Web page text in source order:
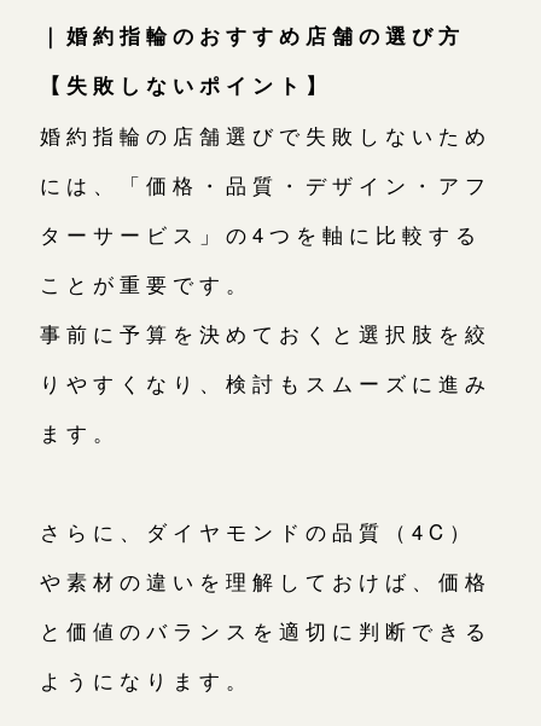
｜婚約指輪のおすすめ店舗の選び方
【失敗しないポイント】
婚約指輪の店舗選びで失敗しないため
には、「価格・品質・デザイン・アフ
ターサービス」の4つを軸に比較する
ことが重要です。
事前に予算を決めておくと選択肢を絞
りやすくなり、検討もスムーズに進み
ます。
さらに、ダイヤモンドの品質（4C）
や素材の違いを理解しておけば、価格
と価値のバランスを適切に判断できる
ようになります。